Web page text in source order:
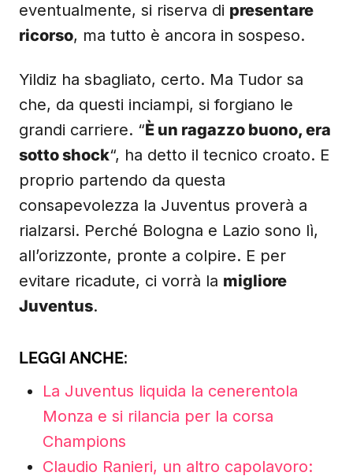
eventualmente, si riserva di presentare
ricorso, ma tutto è ancora in sospeso.
Yildiz ha sbagliato, certo. Ma Tudor sa
che, da questi inciampi, si forgiano le
grandi carriere. “È un ragazzo buono, era
sotto shock“, ha detto il tecnico croato. E
proprio partendo da questa
consapevolezza la Juventus proverà a
rialzarsi. Perché Bologna e Lazio sono lì,
all’orizzonte, pronte a colpire. E per
evitare ricadute, ci vorrà la migliore
Juventus.
LEGGI ANCHE:
La Juventus liquida la cenerentola
Monza e si rilancia per la corsa
Champions
Claudio Ranieri, un altro capolavoro: